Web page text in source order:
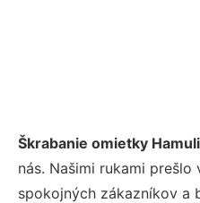
Škrabanie omietky
nás. Našimi rukami prešlo
spokojných zákazníkov a